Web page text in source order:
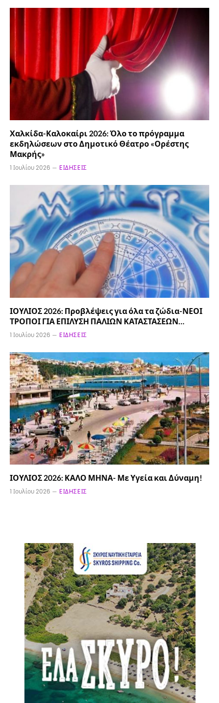
Χαλκίδα-Καλοκαίρι 2026: Όλο το πρόγραμμα
εκδηλώσεων στο Δημοτικό Θέατρο «Ορέστης
Μακρής»
1 Ιουλίου 2026 ΕΙΔΉΣΕΙΣ
ΙΟΥΛΙΟΣ 2026: Προβλέψεις για όλα τα ζώδια-ΝΕΟΙ
ΤΡΟΠΟΙ ΓΙΑ ΕΠΙΛΥΣΗ ΠΑΛΙΩΝ ΚΑΤΑΣΤΑΣΕΩΝ…
1 Ιουλίου 2026 ΕΙΔΉΣΕΙΣ
ΙΟΥΛΙΟΣ 2026: ΚΑΛΟ ΜΗΝΑ- Με Υγεία και Δύναμη!
1 Ιουλίου 2026 ΕΙΔΉΣΕΙΣ